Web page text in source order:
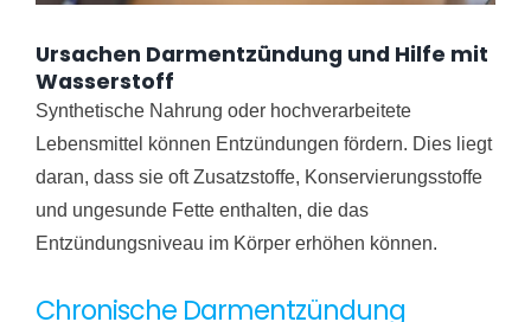
Ursachen Darmentzündung und Hilfe mit
Wasserstoff
Synthetische Nahrung oder hochverarbeitete
Lebensmittel können Entzündungen fördern. Dies liegt
daran, dass sie oft Zusatzstoffe, Konservierungsstoffe
und ungesunde Fette enthalten, die das
Entzündungsniveau im Körper erhöhen können.
Chronische Darmentzündung